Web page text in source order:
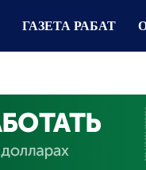
ГАЗЕТА РАБАТ